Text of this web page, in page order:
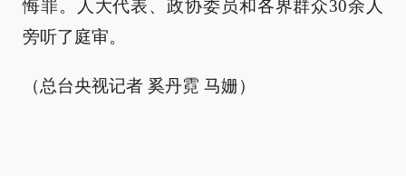
悔罪。人大代表、政协委员和各界群众30余人
旁听了庭审。
（总台央视记者 奚丹霓 马姗）